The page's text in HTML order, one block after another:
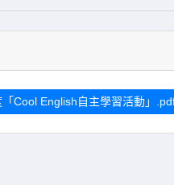
Cool English自主學習活動」